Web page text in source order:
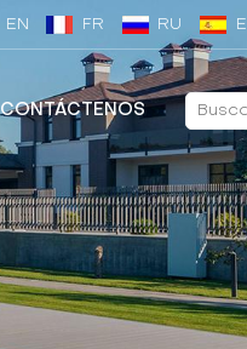
EN FR RU
CONTÁCTENOS